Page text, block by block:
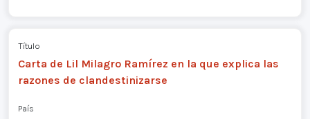
Título
Carta de Lil Milagro Ramírez en la que explica las
razones de clandestinizarse
País